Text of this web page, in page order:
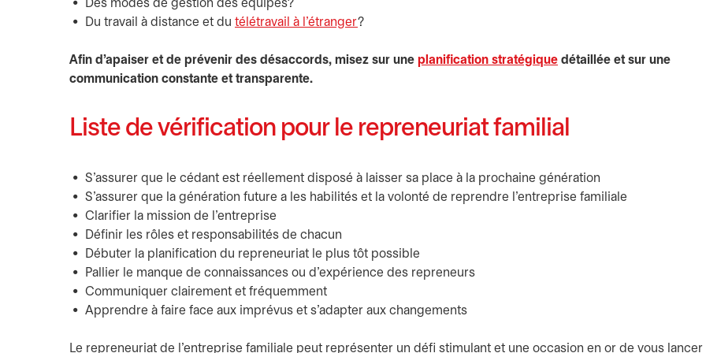
Des modes de gestion des équipes?
Du travail à distance et du télétravail à l’étranger?
Afin d’apaiser et de prévenir des désaccords, misez sur une planification stratégique détaillée et sur une
communication constante et transparente.
Liste de vérification pour le repreneuriat familial
S’assurer que le cédant est réellement disposé à laisser sa place à la prochaine génération
S’assurer que la génération future a les habilités et la volonté de reprendre l’entreprise familiale
Clarifier la mission de l’entreprise
Définir les rôles et responsabilités de chacun
Débuter la planification du repreneuriat le plus tôt possible
Pallier le manque de connaissances ou d’expérience des repreneurs
Communiquer clairement et fréquemment
Apprendre à faire face aux imprévus et s’adapter aux changements
Le repreneuriat de l’entreprise familiale peut représenter un défi stimulant et une occasion en or de vous lancer